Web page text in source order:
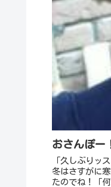
おさんぽー
「久しぶりッ
冬はさすがに
たのでね！「